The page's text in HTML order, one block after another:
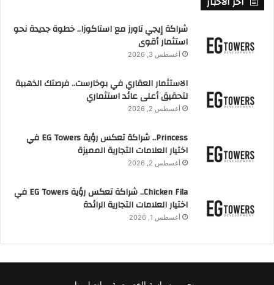
شراكة إيجي تاورز مع استاكوزا.. خطوة جديدة نحو
استثمار أقوى
أغسطس 3, 2026
الاستثمار العقاري في بوخارست.. فرصتك الذهبية
لتحقيق أعلى عائد استثماري
أغسطس 2, 2026
Princess.. شراكة تعكس رؤية EG Towers في
اختيار العلامات التجارية المميزة
أغسطس 2, 2026
Chicken Fila.. شراكة تعكس رؤية EG Towers في
اختيار العلامات التجارية الرائدة
أغسطس 1, 2026